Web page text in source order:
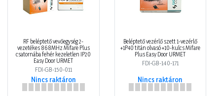
RF beléptető vevőegység 2-
vezetékes 868MHz Mifare Plus
csatornába fehér kezeletlen IP20
Easy Door URMET
FDI-GB-150-011
Nincs raktáron
Beléptető vezérlő szett 1-vezérlő
+1P40 titán olvasó +10-kulcs Mifare
Plus Easy Door URMET
FDI-GB-140-171
Nincs raktáron